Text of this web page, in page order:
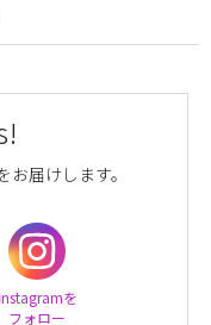
届けします。
を
フォロー